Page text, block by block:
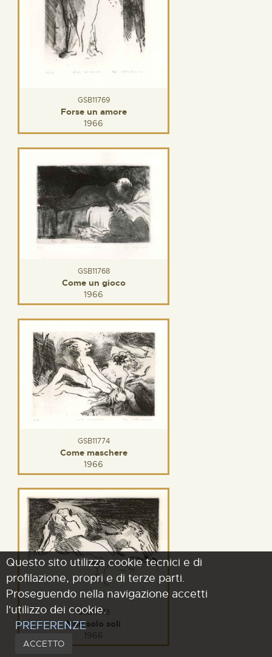
GSB11769
Forse un amore
1966
GSB11768
Come un gioco
1966
GSB11774
Come maschere
1966
GSB11773
Non solo soli
1966
Questo sito utilizza cookie tecnici e di
profilazione, propri e di terze parti.
Proseguendo nella navigazione accetti
l'utilizzo dei cookie.
PREFERENZE
ACCETTO